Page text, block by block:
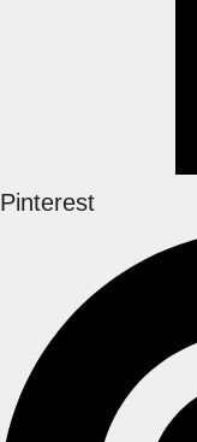
Pinterest